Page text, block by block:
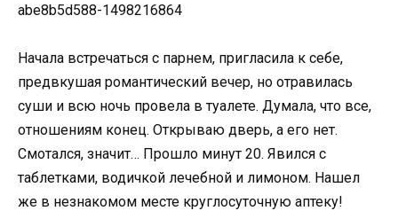
Начала встречаться с парнем, пригласила к себе,
предвкушая романтический вечер, но отравилась
суши и всю ночь провела в туалете. Думала, что все,
отношениям конец. Открываю дверь, а его нет.
Смотался, значит… Прошло минут 20. Явился с
таблетками, водичкой лечебной и лимоном. Нашел
же в незнакомом месте круглосуточную аптеку!